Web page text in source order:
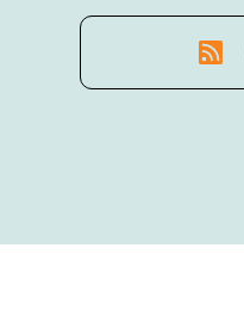
00:01:33: Hallo.